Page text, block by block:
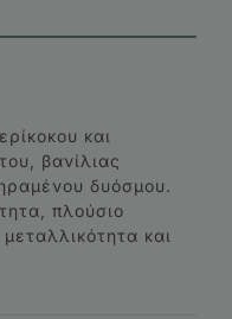
και
βανίλιας
δυόσμου.
πλούσιο
και